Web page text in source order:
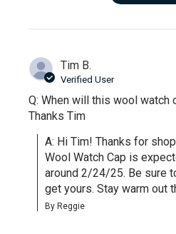
Tim B.
Verified User
Q: When will this wool watch
Thanks Tim
A: Hi Tim! Thanks for
Wool Watch Cap is
around 2/24/25. Be sure
get yours. Stay warm out
By Reggie